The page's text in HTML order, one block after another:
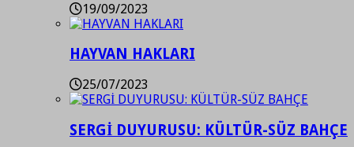
19/09/2023
HAYVAN HAKLARI
25/07/2023
SERGİ DUYURUSU: KÜLTÜR-SÜZ BAHÇE